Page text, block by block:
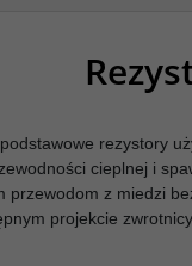
rezystory
cieplnej i
przewodom z miedzi
projekcie